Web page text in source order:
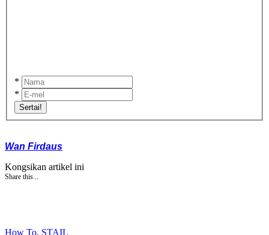
*
*
Sertai!
Wan Firdaus
Kongsikan artikel ini
Share this...
How To, STAIL